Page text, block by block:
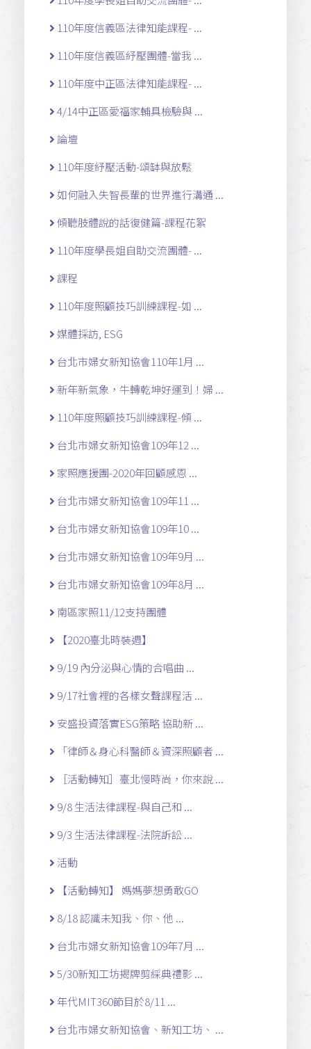
110年度信義區法律知能課程- ...
110年度信義區紓壓團體-當我 ...
110年度中正區法律知能課程- ...
4/14中正區愛福家輔具檢驗與 ...
論壇
110年度紓壓活動-頌缽與放鬆
如何融入失智長輩的世界進行溝通 ...
傾聽肢體說的話復健篇-課程花絮
110年度學長姐自助交流團體- ...
課程
110年度照顧技巧訓練課程-如 ...
媒體採訪, ESG
台北市婦女新知協會110年1月 ...
新年新氣象，牛轉乾坤好運到！婦 ...
110年度照顧技巧訓練課程-傾 ...
台北市婦女新知協會109年12 ...
家照應援團-2020年回顧感恩 ...
台北市婦女新知協會109年11 ...
台北市婦女新知協會109年10 ...
台北市婦女新知協會109年9月 ...
台北市婦女新知協會109年8月 ...
南區家照11/12支持團體
【2020臺北時裝週】
9/19 內分泌與心情的合唱曲 ...
9/17社會裡的各樣女聲課程活 ...
安盛投資落實ESG策略 協助新 ...
「律師＆身心科醫師＆資深照顧者 ...
［活動轉知］臺北慢時尚，你來說 ...
9/8 生活法律課程-與自己和 ...
9/3 生活法律課程-法院訴訟 ...
活動
【活動轉知】 媽媽夢想勇敢GO
8/18 認識未知我、你、他 ...
台北市婦女新知協會109年7月 ...
5/30新知工坊揭牌剪綵典禮影 ...
年代MIT360節目於8/11 ...
台北市婦女新知協會、新知工坊、 ...